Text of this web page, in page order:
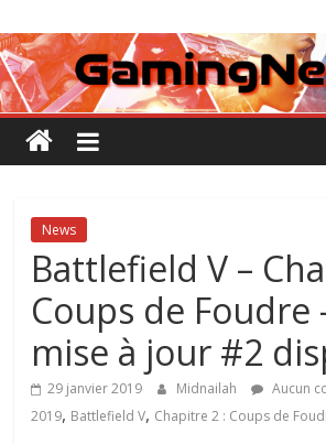
au
contenu
Tests
et
Actu
des
vidéo
News
Battlefield V –
Coups de Foudre
mise à jour #2
29 janvier 2019 Midnailah
Aucun
2019, Battlefield V, Chapitre 2 : Coups de